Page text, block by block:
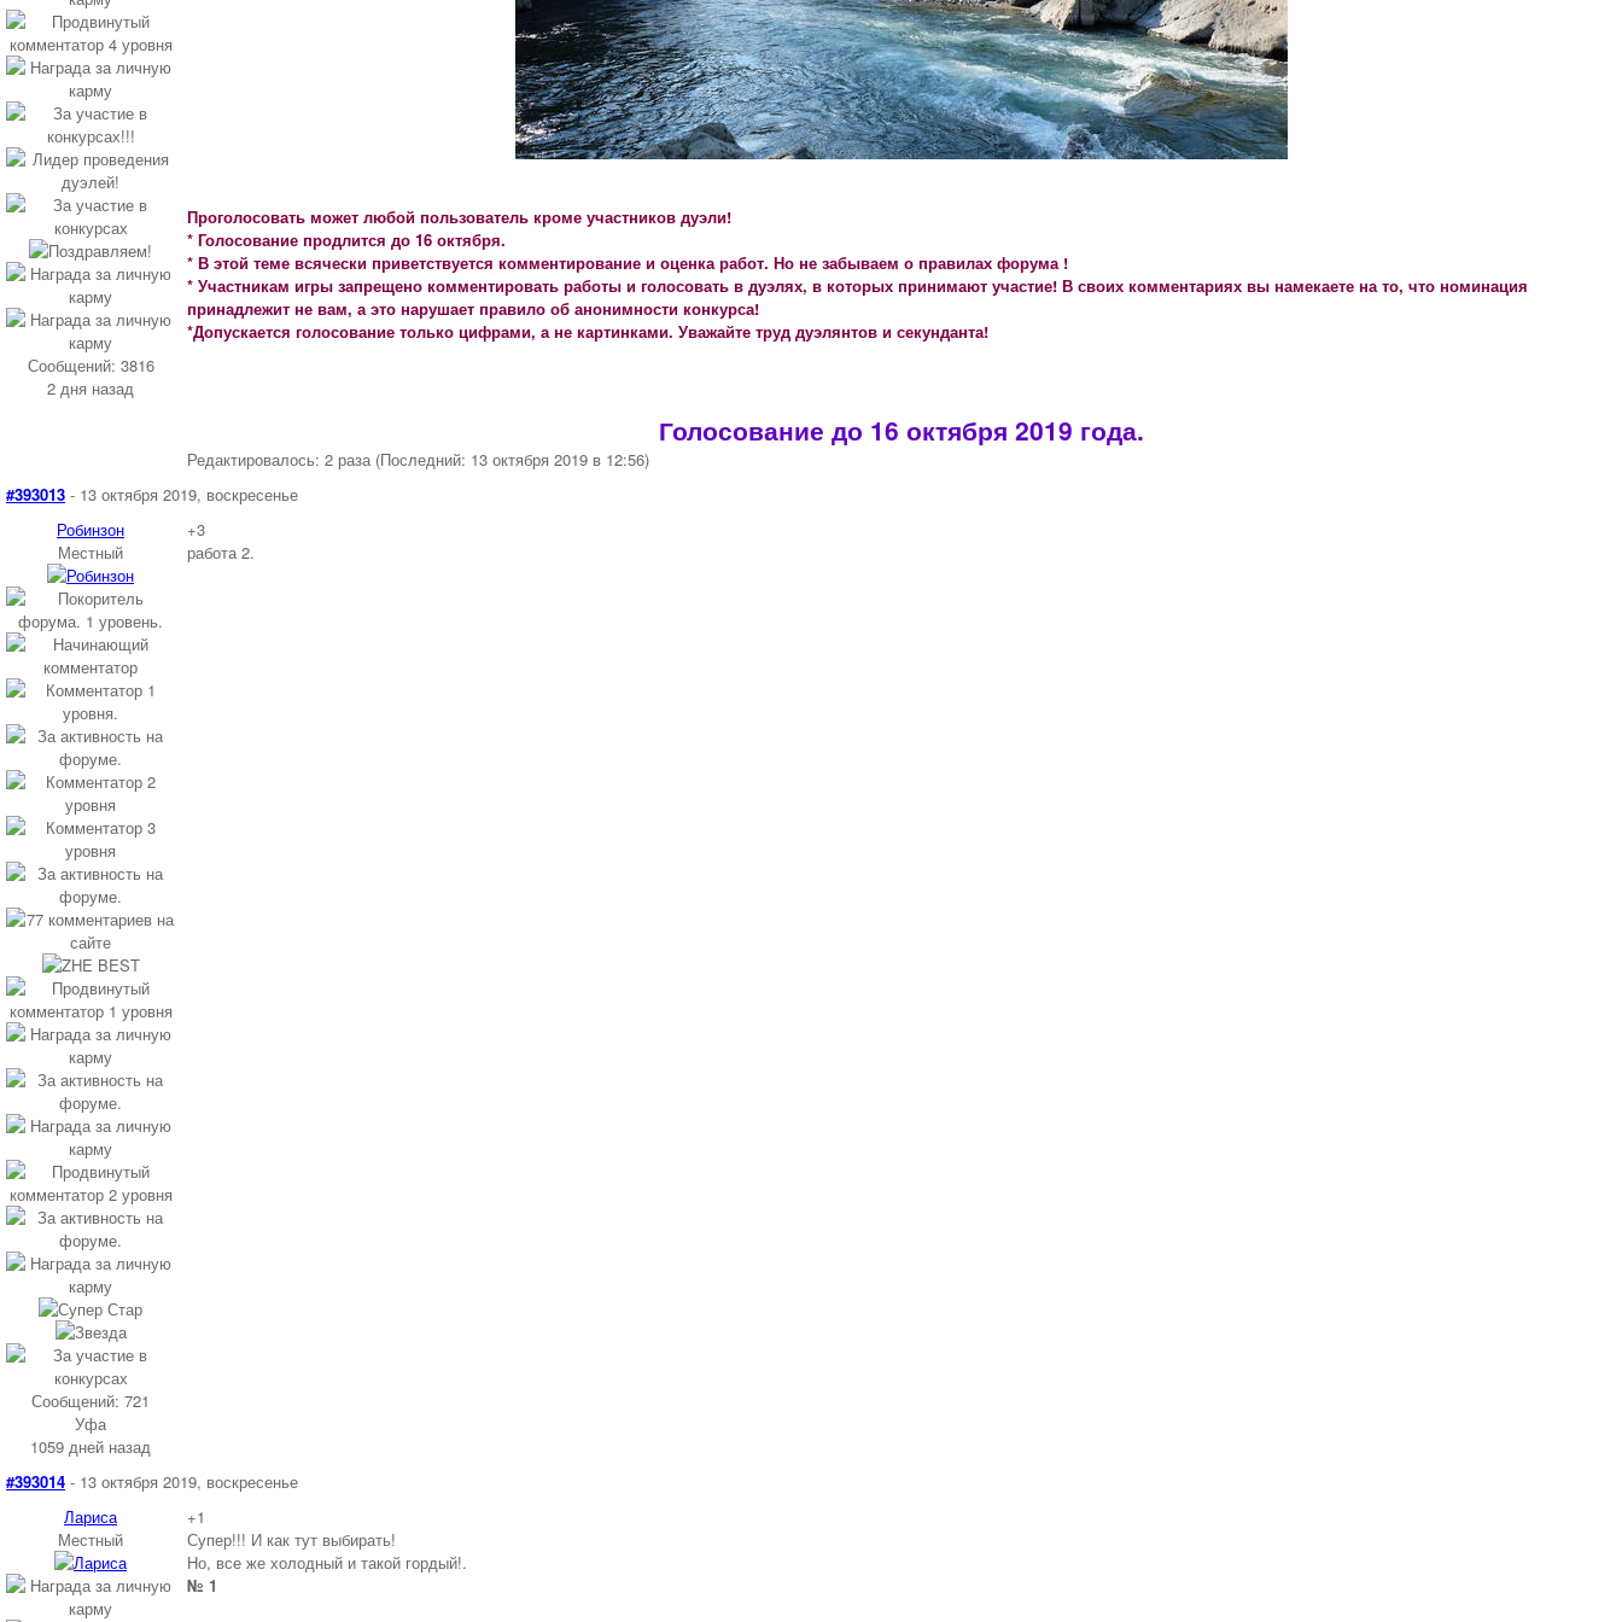
Сообщений: 3816
2 дня назад
Проголосовать может любой пользователь кроме участников дуэли!
* Голосование продлится до 16 октября.
* В этой теме всячески приветствуется комментирование и оценка работ. Но не забываем о правилах форума !
* Участникам игры запрещено комментировать работы и голосовать в дуэлях, в которых принимают участие! В своих комментариях вы намекаете на то, что номинация
принадлежит не вам, а это нарушает правило об анонимности конкурса!
*Допускается голосование только цифрами, а не картинками. Уважайте труд дуэлянтов и секунданта!
Голосование до 16 октября 2019 года.
Редактировалось: 2 раза (Последний: 13 октября 2019 в 12:56)
#393013 - 13 октября 2019, воскресенье
Робинзон
Местный
Сообщений: 721
Уфа
1059 дней назад
+3
работа 2.
#393014 - 13 октября 2019, воскресенье
Лариса
Местный
+1
Супер!!! И как тут выбирать!
Но, все же холодный и такой гордый!.
№ 1